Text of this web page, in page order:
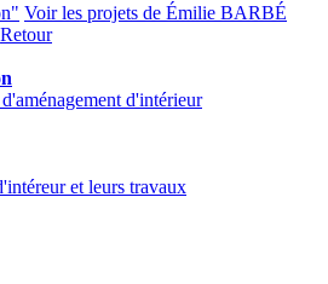
Voir les projets de Émilie BARBÉ
Retour
d'intérieur
et leurs travaux